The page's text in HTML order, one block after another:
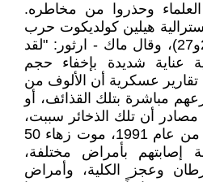
وحذروا من مخاطره.
هيلين كولديكوت حرب
الخليج الثانية بالمجزرة(26و27)، وقال ماك - ارثور: "لقد
عناية شديدة بإخفاء حجم
أكدت تقارير عسكرية أن الألوف من
مباشرة بتلك القذائف، أو
أن تلك الذخائر سببت،
في الأشهر الثمانية الأولى من عام 1991، موت زهاء 50
إصابتهم بأمراض مختلفة،
وعجز الكلية، وأمراض